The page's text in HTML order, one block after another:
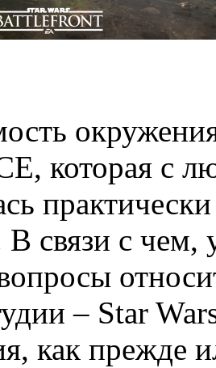
которая с
связи с чем,
– Star
как прежде